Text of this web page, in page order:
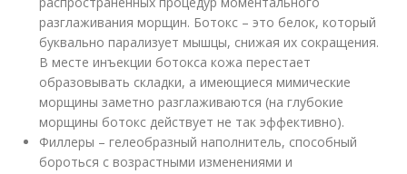
разглаживания морщин. Ботокс – это белок, который
буквально парализует мышцы, снижая их сокращения.
В месте инъекции ботокса кожа перестает
образовывать складки, а имеющиеся мимические
морщины заметно разглаживаются (на глубокие
морщины ботокс действует не так эффективно).
Филлеры – гелеобразный наполнитель, способный
бороться с возрастными изменениями и